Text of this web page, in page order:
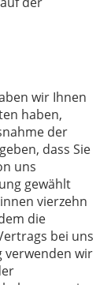
wir Ihnen
haben,
der
dass Sie
uns
gewählt
vierzehn
die
bei uns
verwenden wir